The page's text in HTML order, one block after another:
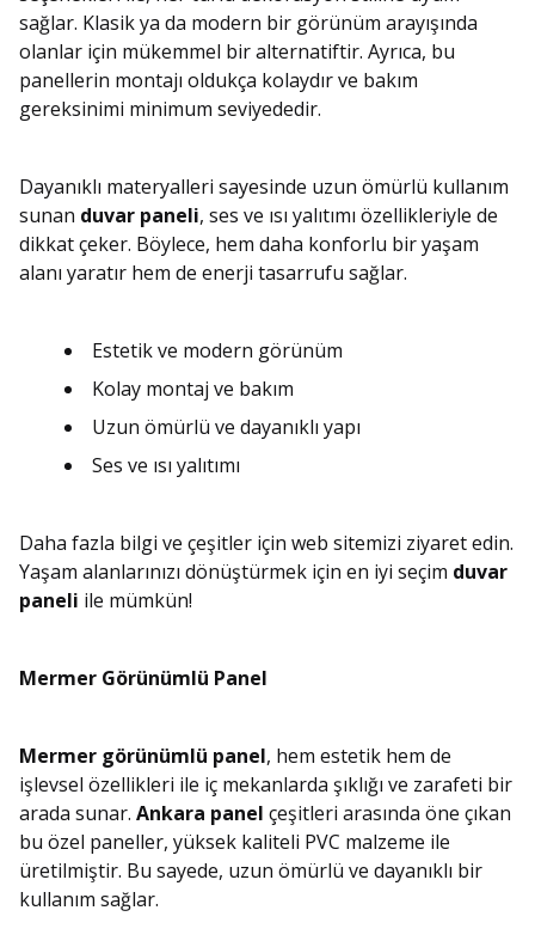
sağlar. Klasik ya da modern bir görünüm arayışında
olanlar için mükemmel bir alternatiftir. Ayrıca, bu
panellerin montajı oldukça kolaydır ve bakım
gereksinimi minimum seviyededir.
Dayanıklı materyalleri sayesinde uzun ömürlü kullanım
sunan duvar paneli, ses ve ısı yalıtımı özellikleriyle de
dikkat çeker. Böylece, hem daha konforlu bir yaşam
alanı yaratır hem de enerji tasarrufu sağlar.
Estetik ve modern görünüm
Kolay montaj ve bakım
Uzun ömürlü ve dayanıklı yapı
Ses ve ısı yalıtımı
Daha fazla bilgi ve çeşitler için web sitemizi ziyaret edin.
Yaşam alanlarınızı dönüştürmek için en iyi seçim duvar
paneli ile mümkün!
Mermer Görünümlü Panel
Mermer görünümlü panel, hem estetik hem de
işlevsel özellikleri ile iç mekanlarda şıklığı ve zarafeti bir
arada sunar. Ankara panel çeşitleri arasında öne çıkan
bu özel paneller, yüksek kaliteli PVC malzeme ile
üretilmiştir. Bu sayede, uzun ömürlü ve dayanıklı bir
kullanım sağlar.